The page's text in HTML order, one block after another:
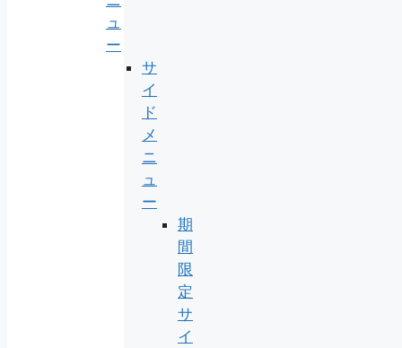
ュ
ー
サ
イ
ド
メ
ニ
ュ
ー
期
間
限
定
サ
イ